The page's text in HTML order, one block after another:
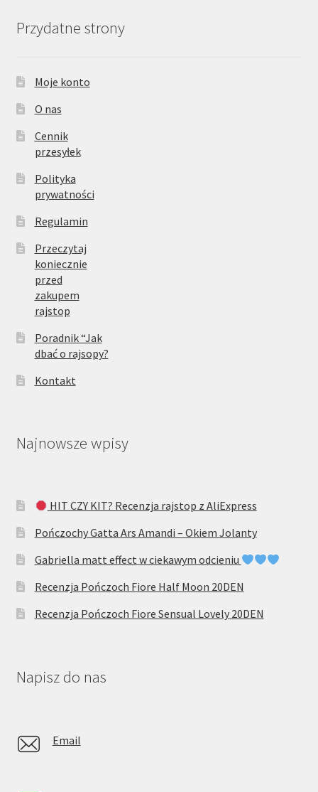
Przydatne strony
Moje konto
O nas
Cennik
przesyłek
Polityka
prywatności
Regulamin
Przeczytaj
koniecznie
przed
zakupem
rajstop
Poradnik “Jak
dbać o rajsopy?
Kontakt
Najnowsze wpisy
HIT CZY KIT? Recenzja rajstop z AliExpress
Pończochy Gatta Ars Amandi – Okiem Jolanty
Gabriella matt effect w ciekawym odcieniu
Recenzja Pończoch Fiore Half Moon 20DEN
Recenzja Pończoch Fiore Sensual Lovely 20DEN
Napisz do nas
Email